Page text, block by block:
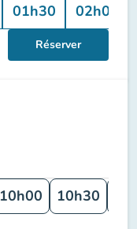
01h30 02h00
Réserver
10h00 10h30